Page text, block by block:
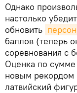
Однако
настолько
обновить
баллов (теперь
соревнования с
Оценка по сумме
новым рекордом
латвийский